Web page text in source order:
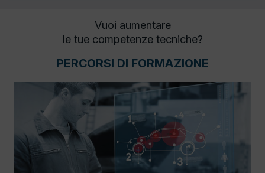
Vuoi aumentare
le tue competenze tecniche?
PERCORSI DI FORMAZIONE